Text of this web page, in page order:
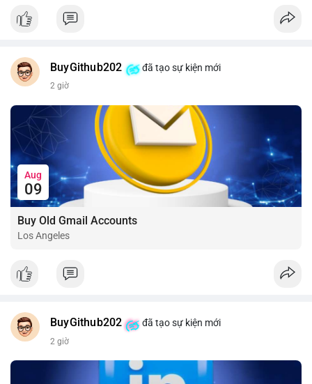
📰 Nguồn: CoinDesk
BuyGithub202 đã tạo sự kiện mới
2 giờ
Aug
09
Buy Old Gmail Accounts
Los Angeles
BuyGithub202 đã tạo sự kiện mới
2 giờ